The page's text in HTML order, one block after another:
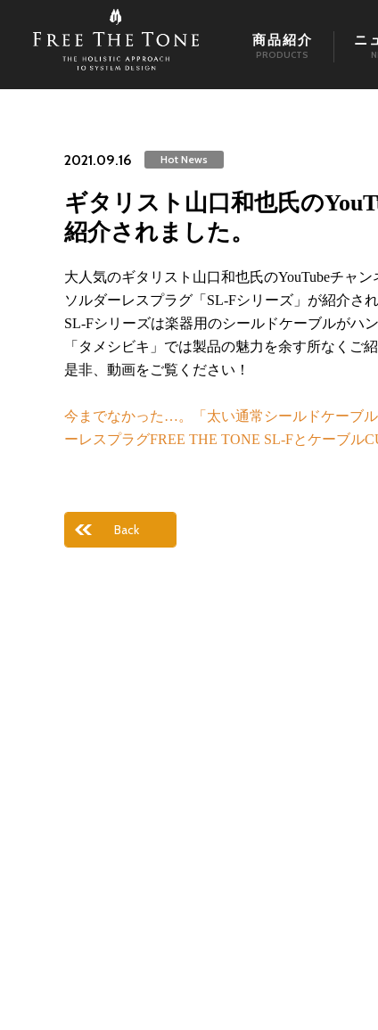
商品紹介
PRODUCTS
ニ
2021.09.16 Hot News
ギタリスト山口和也氏の
紹介されました。
大人気のギタリスト山口和也氏のYouTubeチャン
ソルダーレスプラグ「SL-Fシリーズ」が紹介され
SL-Fシリーズは楽器用のシールドケーブルがハ
「タメシビキ」では製品の魅力を余す所なくご
是非、動画をご覧ください！
今までなかった…。「太い通常シールドケーブ
ーレスプラグFREE THE TONE SL-Fとケーブル
Back